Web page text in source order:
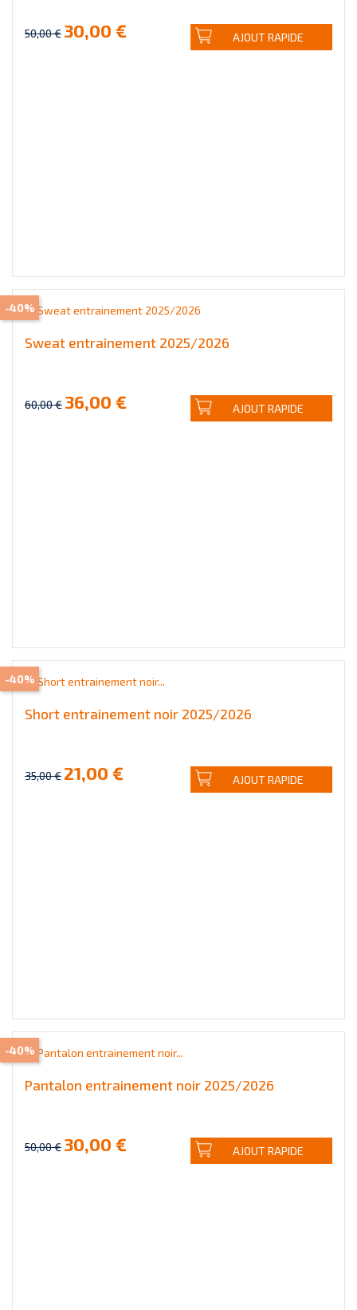
50,00 € 30,00 € AJOUT RAPIDE
Sweat entrainement 2025/2026
60,00 € 36,00 € AJOUT RAPIDE
-40%
Short entrainement noir 2025/2026
35,00 € 21,00 € AJOUT RAPIDE
-40%
Pantalon entrainement noir 2025/2026
50,00 € 30,00 € AJOUT RAPIDE
-40%